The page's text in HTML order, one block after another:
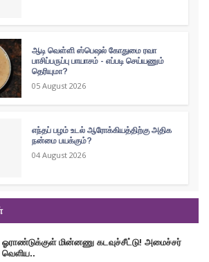
ஆடி வெள்ளி ஸ்பெஷல் கோதுமை ரவா
பாசிப்பருப்பு பாயாசம் - எப்படி செய்யணும்
தெரியுமா?
05 August 2026
எந்தப் பழம் உடல் ஆரோக்கியத்திற்கு அதிக
நன்மை பயக்கும்?
04 August 2026
ஓராண்டுக்குள் மின்னணு கடவுச்சீட்டு! அமைச்சர்
வெளிய..